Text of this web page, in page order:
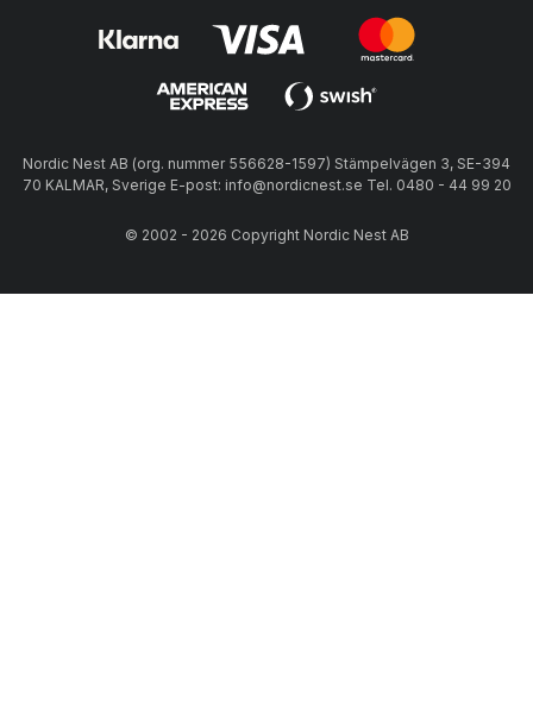
Nordic Nest AB (org. nummer 556628-1597) Stämpelvägen 3, SE-394
70 KALMAR, Sverige E-post: info@nordicnest.se Tel. 0480 - 44 99 20
© 2002 - 2026 Copyright Nordic Nest AB